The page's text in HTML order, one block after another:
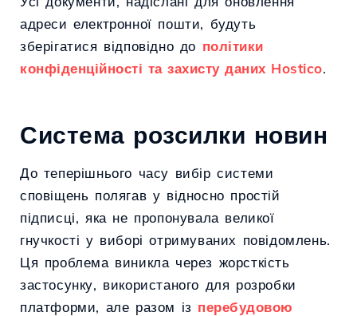
адреси електронної пошти, будуть
зберігатися відповідно до політики
конфіденційності та захисту даних Hostico.
Система розсилки новин
До теперішнього часу вибір системи
сповіщень полягав у відносно простій
підписці, яка не пропонувала великої
гнучкості у виборі отримуваних повідомлень.
Ця проблема виникла через жорсткість
застосунку, використаного для розробки
платформи, але разом із перебудовою